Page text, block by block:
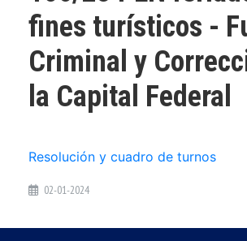
fines turísticos -
Criminal y
la Capital Federal
Resolución y cuadro de turnos
02-01-2024